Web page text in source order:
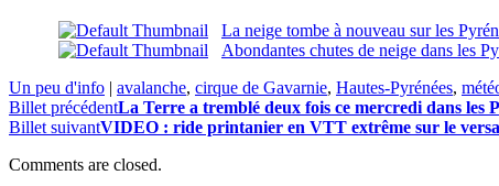
La neige tombe à nouveau sur les
Abondantes chutes de neige dans les
Un peu d'info | avalanche, cirque de Gavarnie, Hautes-Pyrénées,
Billet précédentLa Terre a tremblé deux fois ce mercredi dans les
Billet suivantVIDEO : ride printanier en VTT extrême sur le
Comments are closed.